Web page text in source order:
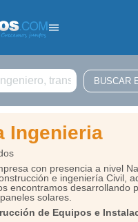
Ingenieria
con presencia a nivel
e ingeniería Civil,
encontramos desarrollando
solares.
de Equipos e